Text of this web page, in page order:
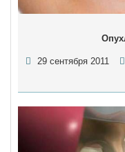
29 сентября 2011